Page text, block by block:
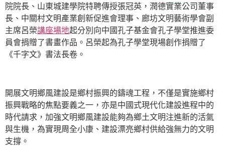
院院長、山東城建學院特聘傳授張冠英，潤德實業公司董事
長、中關村文明產業創新促進會理事、廊坊文明藝術學會副
主席呂榮講座場地起分別向中國孔子基金會孔子學堂推進委
員會捐贈了書畫作品。呂榮起為孔子學堂現場創作捐贈了
《千字文》書法長卷。
開展文明鄉風建設是鄉村振興的鑄魂工程，不僅是實施鄉村
振興戰略的焦點要義之一，亦是中國式現代化建設進程中的
時代請求，加強文明鄉風建設能夠為鄉土文明注進新的活氣
與生機，為實現周全小康、建設漂亮鄉村供給強無力的文明
支撐。